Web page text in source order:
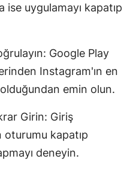
uygulamayı kapatıp
Google Play
Instagram'ın en
emin olun.
Girin: Giriş
oturumu kapatıp
deneyin.